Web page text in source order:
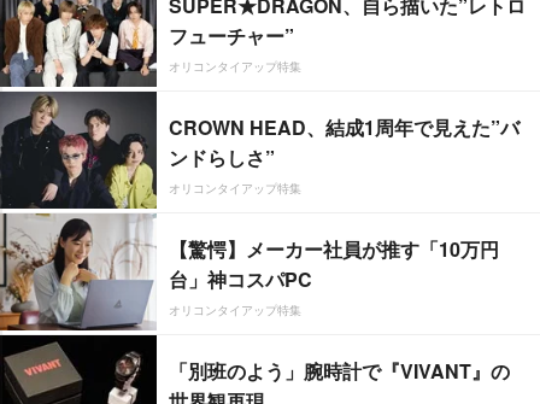
フューチャー”
オリコンタイアップ特集
CROWN HEAD、結成1周年で見えた”バ
ンドらしさ”
オリコンタイアップ特集
【驚愕】メーカー社員が推す「10万円
台」神コスパPC
オリコンタイアップ特集
「別班のよう」腕時計で『VIVANT』の